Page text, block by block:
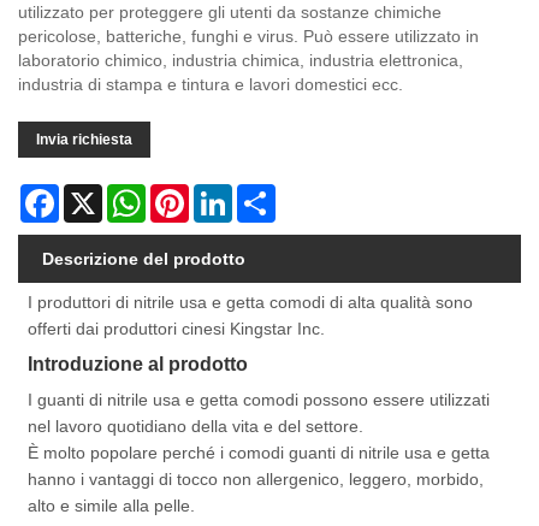
utilizzato per proteggere gli utenti da sostanze chimiche
pericolose, batteriche, funghi e virus. Può essere utilizzato in
laboratorio chimico, industria chimica, industria elettronica,
industria di stampa e tintura e lavori domestici ecc.
Invia richiesta
Facebook
X WhatsAppPinterestLinkedIn
Descrizione del prodotto
I produttori di nitrile usa e getta comodi di alta qualità sono
offerti dai produttori cinesi Kingstar Inc.
Introduzione al prodotto
I guanti di nitrile usa e getta comodi possono essere utilizzati
nel lavoro quotidiano della vita e del settore.
È molto popolare perché i comodi guanti di nitrile usa e getta
hanno i vantaggi di tocco non allergenico, leggero, morbido,
alto e simile alla pelle.